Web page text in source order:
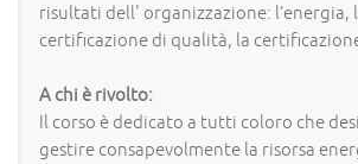
risultati dell' organizzazione: l’energia,
certificazione di qualità, la
A chi è rivolto:
Il corso è dedicato a tutti coloro che
gestire consapevolmente la risorsa